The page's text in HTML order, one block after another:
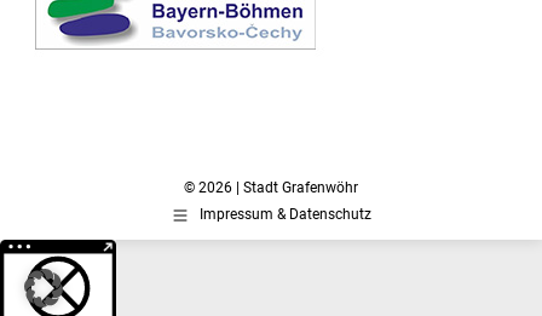
© 2026 | Stadt Grafenwöhr
Impressum & Datenschutz
Weitere Informationen über den gesperrten Inhalt.